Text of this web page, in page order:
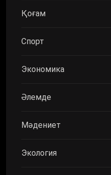
Қоғам
Спорт
Экономика
Әлемде
Мәдениет
Экология